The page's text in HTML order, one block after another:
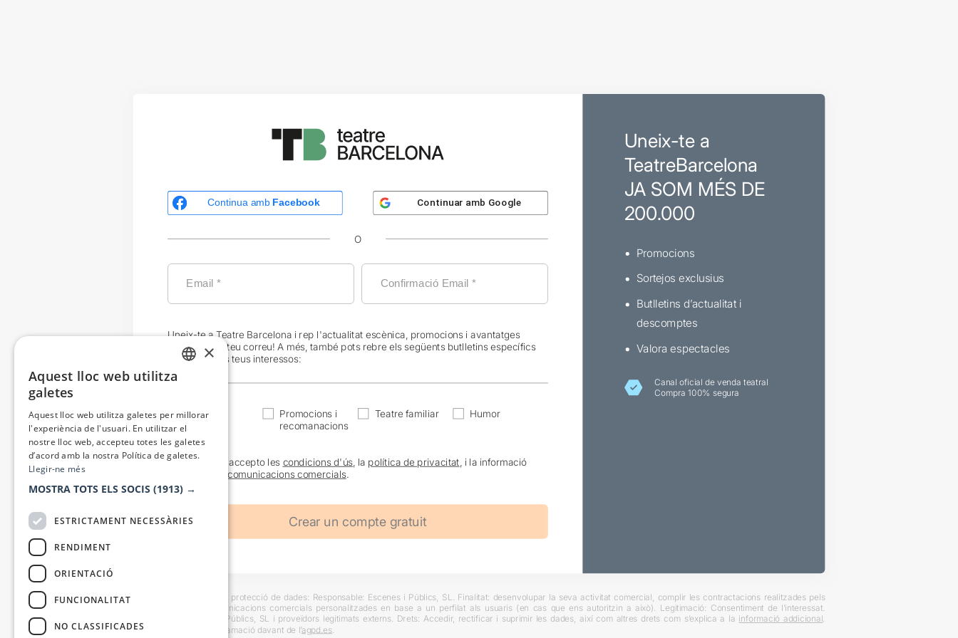
Continua amb Facebook Continuar amb Google
O
Uneix-te a Teatre Barcelona i rep l'actualitat escènica, promocions i avantatges
exclusives al teu correu! A més, també pots rebre els següents butlletins específics
en funció dels teus interessos:
Actualitat
Promocions i
recomanacions
Teatre familiar Humor
He llegit i accepto les condicions d'ús , la política de privacitat , i la informació
comunicacions comercials.
Uneix-te a
TeatreBarcelona
JA SOM MÉS DE
200.000
Promocions
Sortejos exclusius
Butlletins d’actualitat i
descomptes
Valora espectacles
Canal oficial de venda teatral
Compra 100% segura
Informació bàsica sobre protecció de dades: Responsable: Escenes i Públics, SL. Finalitat: desenvolupar la seva activitat comercial, complir les contractacions realitzades pels
usuaris i trametre comunicacions comercials personalitzades en base a un perfilat als usuaris (en cas que ens autoritzin a això). Legitimació: Consentiment de l’interessat.
Destinataris: Escenes i Públics, SL i proveïdors legitimats externs. Drets: Accedir, rectificar i suprimir les dades, així com altres drets com s’explica a la informació addicional
També es pot instar reclamació davant de l’agpd.es
×
Aquest lloc web utilitza
galetes
Aquest lloc web utilitza galetes per millorar
l'experiència de l'usuari. En utilitzar el
nostre lloc web, accepteu totes les galetes
d’acord amb la nostra Política de galetes.
Llegir-ne més
MOSTRA TOTS ELS SOCIS (1913) →
ESTRICTAMENT NECESSÀRIES
RENDIMENT
ORIENTACIÓ
FUNCIONALITAT
NO CLASSIFICADES